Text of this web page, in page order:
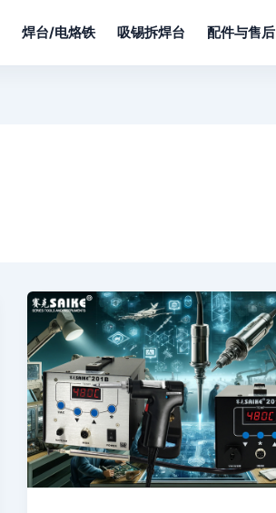
焊台/电烙铁 吸锡拆焊台 配件与售后